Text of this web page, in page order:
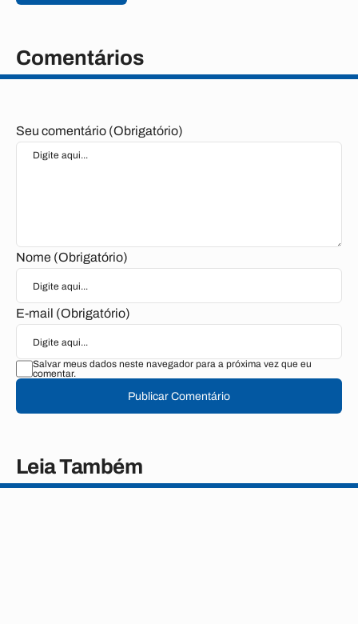
Comentários
Seu comentário (Obrigatório)
Nome (Obrigatório)
E-mail (Obrigatório)
Salvar meus dados neste navegador para a próxima vez que eu
comentar.
Publicar Comentário
Leia Também